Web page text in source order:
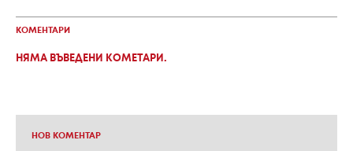
КОМЕНТАРИ
НЯМА ВЪВЕДЕНИ КОМЕТАРИ.
НОВ КОМЕНТАР